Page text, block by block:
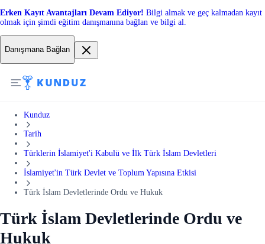
Erken Kayıt Avantajları Devam Ediyor! Bilgi almak ve geç kalmadan kayıt
olmak için şimdi eğitim danışmanına bağlan ve bilgi al.
Danışmana Bağlan
Kunduz
Tarih
Türklerin İslamiyet'i Kabulü ve İlk Türk İslam Devletleri
İslamiyet'in Türk Devlet ve Toplum Yapısına Etkisi
Türk İslam Devletlerinde Ordu ve Hukuk
Türk İslam Devletlerinde Ordu ve
Hukuk